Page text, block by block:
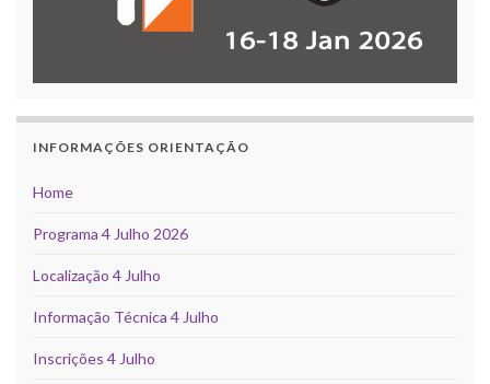
INFORMAÇÕES ORIENTAÇÃO
Home
Programa 4 Julho 2026
Localização 4 Julho
Informação Técnica 4 Julho
Inscrições 4 Julho